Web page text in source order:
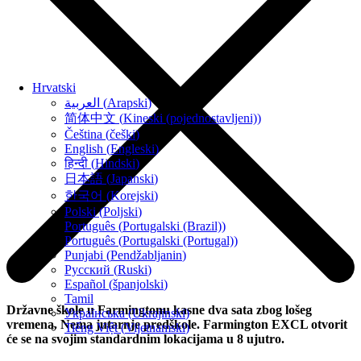
Hrvatski
العربية (Arapski)
简体中文 (Kineski (pojednostavljeni))
Čeština (češki)
English (Engleski)
हिन्दी (Hindski)
日本語 (Japanski)
한국어 (Korejski)
Polski(Poljski)
Português (Portugalski (Brazil))
Português (Portugalski (Portugal))
Punjabi (Pendžabljanin)
Русский (Ruski)
Español (španjolski)
Tamil
Українська(Ukrajinski)
Tiếng Việt(Vijetnamski)
Državne škole u Farmingtonu kasne dva sata zbog lošeg
vremena. Nema jutarnje predškole. Farmington EXCL otvorit
će se na svojim standardnim lokacijama u 8 ujutro.